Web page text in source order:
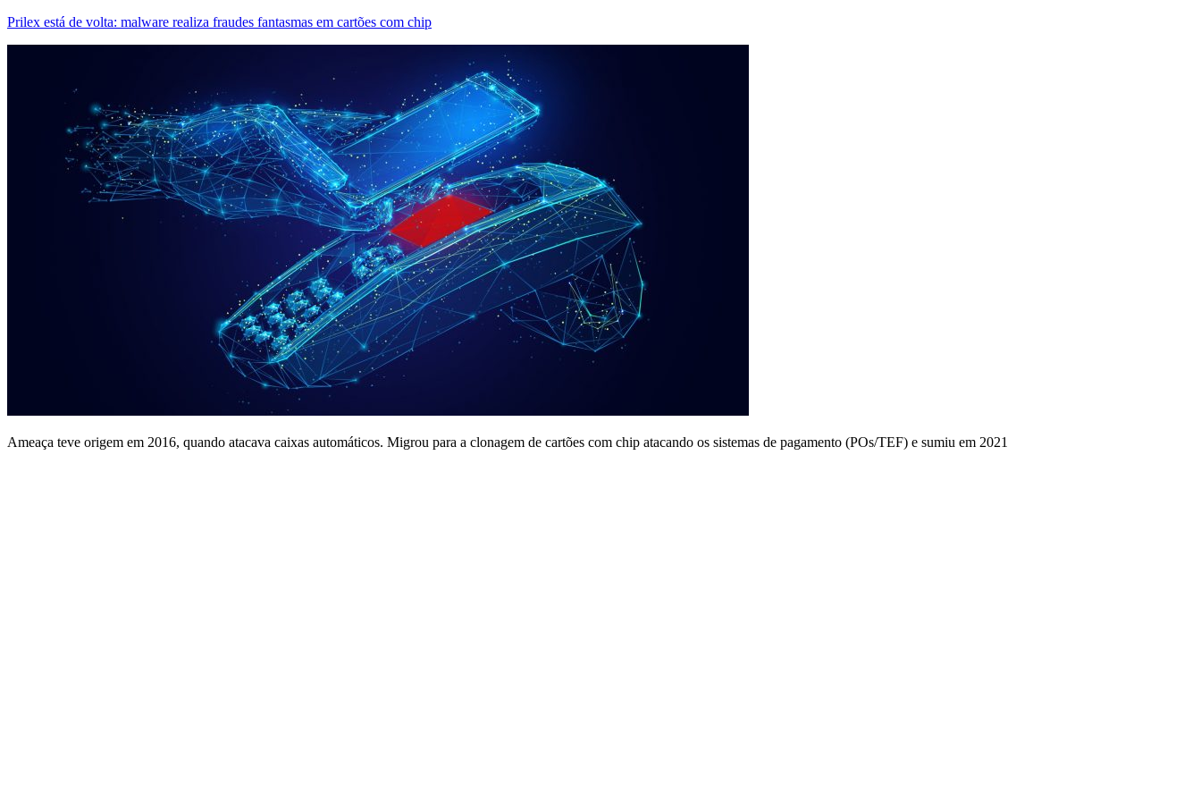
Prilex está de volta: malware realiza fraudes fantasmas em cartões com chip
Ameaça teve origem em 2016, quando atacava caixas automáticos. Migrou para a clonagem de cartões com chip atacando os sistemas de pagamento (POs/TEF) e sumiu em 2021